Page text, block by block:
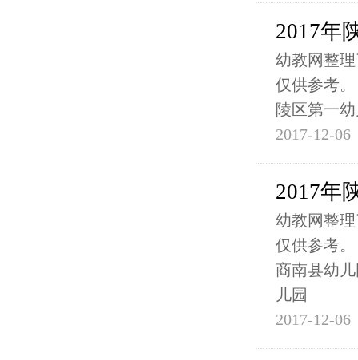
2017年
幼教网整
仅供参考
陵区第一
2017-12-06
2017年
幼教网整
仅供参考
商南县幼
儿园
2017-12-06